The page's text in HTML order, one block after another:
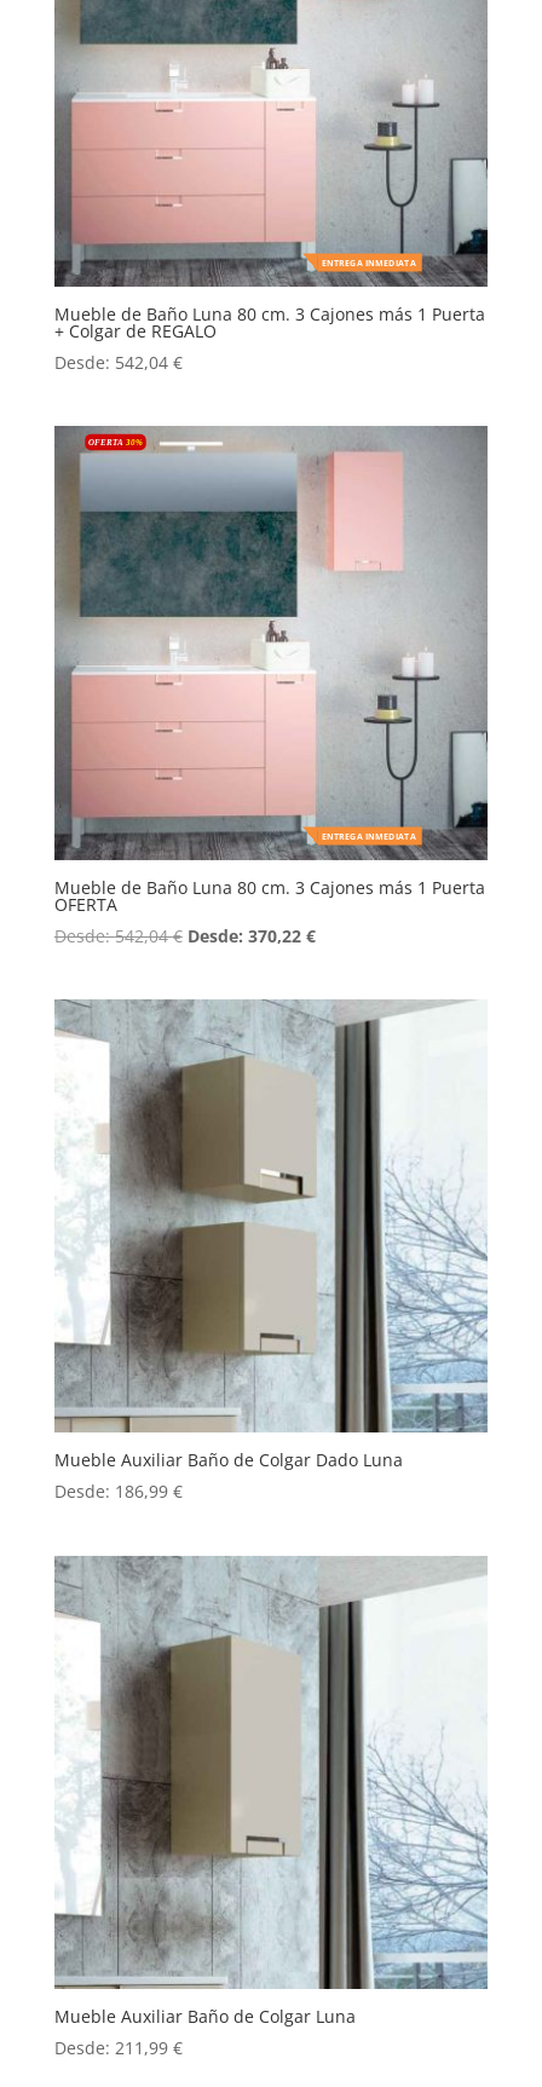
ENTREGA INMEDIATA
Mueble de Baño Luna 80 cm. 3 Cajones más 1 Puerta
+ Colgar de REGALO
Desde: 542,04 €
ENTREGA INMEDIATA
OFERTA 30%
Mueble de Baño Luna 80 cm. 3 Cajones más 1 Puerta
OFERTA
Desde:542,04€ Desde: 370,22 €
Mueble Auxiliar Baño de Colgar Dado Luna
Desde: 186,99 €
Mueble Auxiliar Baño de Colgar Luna
Desde: 211,99 €